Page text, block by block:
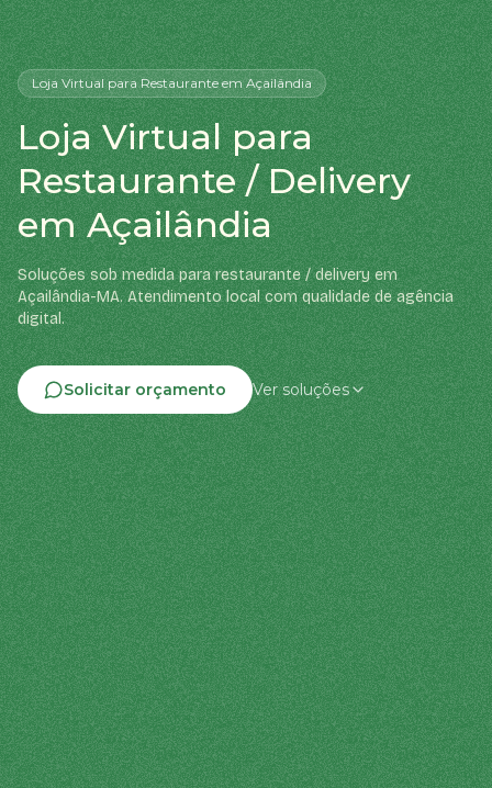
Loja Virtualpara Restauranteem Açailândia
Loja Virtual para
Restaurante / Delivery
em Açailândia
Soluções sob medida para restaurante / delivery em
Açailândia-MA. Atendimento local com qualidade de agência
digital.
Solicitar orçamento Ver soluções